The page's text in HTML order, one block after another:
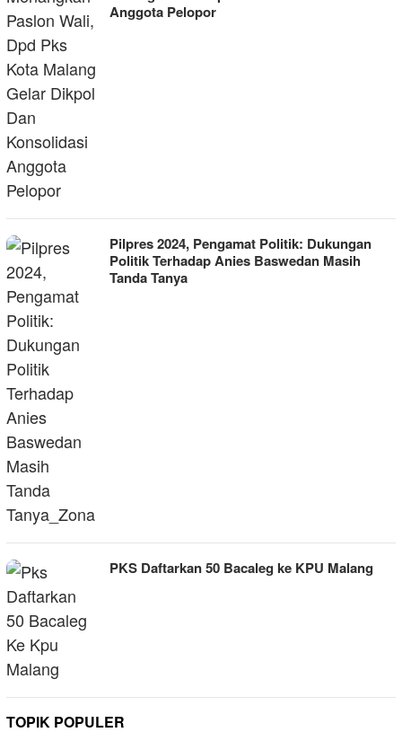
Anggota Pelopor
Pilpres 2024, Pengamat Politik: Dukungan
Politik Terhadap Anies Baswedan Masih
Tanda Tanya
PKS Daftarkan 50 Bacaleg ke KPU Malang
TOPIK POPULER